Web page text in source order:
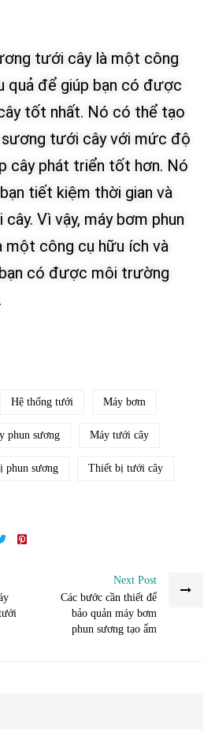
tưới cây là một công
quả để giúp bạn có được
tốt nhất. Nó có thể tạo
tưới cây với mức độ
cây phát triển tốt hơn. Nó
tiết kiệm thời gian và
Vì vậy, máy bơm phun
công cụ hữu ích và
có được môi trường
Hệ thống tưới Máy bơm
phun sương Máy tưới cây
phun sương Thiết bị tưới cây
Next Post
Các bước cần thiết để
bảo quản máy bơm
phun sương tạo ẩm